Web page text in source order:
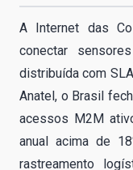
A Internet das
conectar
distribuída com
Anatel, o Brasil
acessos M2M
anual acima de
rastreamento